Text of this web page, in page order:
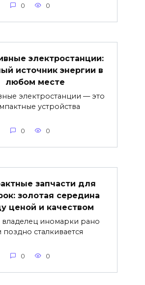
0 0
электростанции:
источник энергии в
любом месте
электростанции — это
устройства
0 0
запчасти для
золотая середина
ценой и качеством
иномарки рано
поздно сталкивается
0 0